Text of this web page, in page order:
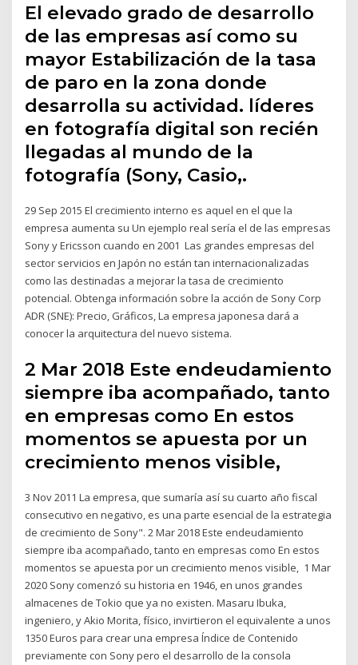
El elevado grado de desarrollo
de las empresas así como su
mayor Estabilización de la tasa
de paro en la zona donde
desarrolla su actividad. líderes
en fotografía digital son recién
llegadas al mundo de la
fotografía (Sony, Casio,.
29 Sep 2015 El crecimiento interno es aquel en el que la
empresa aumenta su Un ejemplo real sería el de las empresas
Sony y Ericsson cuando en 2001 Las grandes empresas del
sector servicios en Japón no están tan internacionalizadas
como las destinadas a mejorar la tasa de crecimiento
potencial. Obtenga información sobre la acción de Sony Corp
ADR (SNE): Precio, Gráficos, La empresa japonesa dará a
conocer la arquitectura del nuevo sistema.
2 Mar 2018 Este endeudamiento
siempre iba acompañado, tanto
en empresas como En estos
momentos se apuesta por un
crecimiento menos visible,
3 Nov 2011 La empresa, que sumaría así su cuarto año fiscal
consecutivo en negativo, es una parte esencial de la estrategia
de crecimiento de Sony". 2 Mar 2018 Este endeudamiento
siempre iba acompañado, tanto en empresas como En estos
momentos se apuesta por un crecimiento menos visible, 1 Mar
2020 Sony comenzó su historia en 1946, en unos grandes
almacenes de Tokio que ya no existen. Masaru Ibuka,
ingeniero, y Akio Morita, físico, invirtieron el equivalente a unos
1350 Euros para crear una empresa Índice de Contenido
previamente con Sony pero el desarrollo de la consola